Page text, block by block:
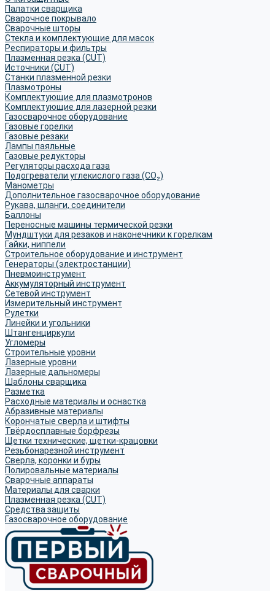
Палатки сварщика
Сварочное покрывало
Сварочные шторы
Стекла и комплектующие для масок
Респираторы и фильтры
Плазменная резка (CUT)
Источники (CUT)
Станки плазменной резки
Плазмотроны
Комплектующие для плазмотронов
Комплектующие для лазерной резки
Газосварочное оборудование
Газовые горелки
Газовые резаки
Лампы паяльные
Газовые редукторы
Регуляторы расхода газа
Подогреватели углекислого газа (CO₂)
Манометры
Дополнительное газосварочное оборудование
Рукава, шланги, соединители
Баллоны
Переносные машины термической резки
Мундштуки для резаков и наконечники к горелкам
Гайки, ниппели
Строительное оборудование и инструмент
Генераторы (электростанции)
Пневмоинструмент
Аккумуляторный инструмент
Сетевой инструмент
Измерительный инструмент
Рулетки
Линейки и угольники
Штангенциркули
Угломеры
Строительные уровни
Лазерные уровни
Лазерные дальномеры
Шаблоны сварщика
Разметка
Расходные материалы и оснастка
Абразивные материалы
Корончатые сверла и штифты
Твёрдосплавные борфрезы
Щетки технические, щетки-крацовки
Резьбонарезной инструмент
Сверла, коронки и буры
Полировальные материалы
Сварочные аппараты
Материалы для сварки
Плазменная резка (CUT)
Средства защиты
Газосварочное оборудование